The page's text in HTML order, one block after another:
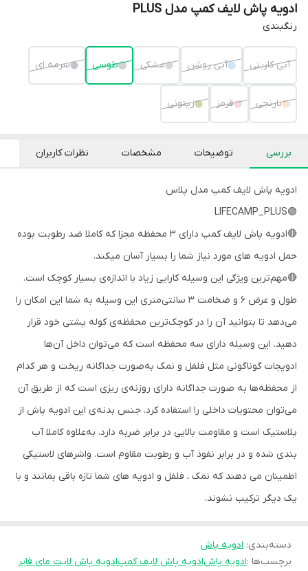
ادویه پاش لایف کمپ مدل PLUS
رنگبندی
آبی کاربنی آبی روشن مشکی طوسی سرمه ای
نارنجی قرمز زیتونی
بررسی توضیحات مشخصات نظرات کاربران
ادویه پاش لایف کمپ مدل پلاس
🟣LIFECAMP_PLUS
🔴ادویه پاش لایف کمپ دارای 3 محفظه مجزا که کاملا ضد رطوبت بوده
حمل ادویه های مورد نیاز شما را بسیار آسان میکند.
🔴مهم‌ترین ویژگی این وسیله کارایی زیاد با اندازه‌ی بسیار کوچک است.
طول و عرض 6 و ضخامت 3 سانتی‌متری این وسیله به شما این امکان را
می‌دهد تا بتوانید آن را در کوچک‌ترین محفظه‌ی کوله پشتی خود قرار
دهید. این وسیله دارای سه محفظه‌ است که می‌توان داخل آن‌ها
ادویجات گوناگونی مثل فلفل و نمک به‌صورت جداگانه ریخت و هر کدام
از محفظه‌ها به‌ صورت جداگانه دارای روزنه‌ی ریزی است که از طریق آن
می‌توان محتویات داخلی را استفاده کرد. جنس بدنه‌ی این ادویه پاش از
پلاستیک است و مقاومت بالایی در برابر ضربه دارد. به‌علاوه کاملا آب
بندی شده و در برابر نفوذ آب و رطوبت مقاوم است. واشرهای لاستیکی
اطمینان می دهند که نمک ، فلفل و ادویه های شما تازه باقی بمانند و با
یک دیگر ترکیب نشوند.
دسته‌بندی: ادویه پاش
برچسب‌ها :ادویه پاشادویه پاش لایف کمپادویه پاش لایت مای فایر